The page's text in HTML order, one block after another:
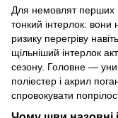
Для немовлят перших
тонкий інтерлок:
ризику перегріву
щільніший інтерлок
сезону. Головне —
поліестер і акрил
спровокувати